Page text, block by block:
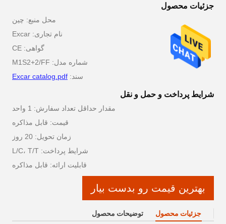
جزئیات محصول
محل منبع: چین
نام تجاری: Excar
گواهی: CE
شماره مدل: M1S2+2/FF
سند: Excar catalog.pdf
شرایط پرداخت و حمل و نقل
مقدار حداقل تعداد سفارش: 1 واحد
قیمت: قابل مذاکره
زمان تحویل: 20 روز
شرایط پرداخت: L/C، T/T
قابلیت ارائه: قابل مذاکره
بهترین قیمت رو بدست بیار
جزئیات محصول توضیحات محصول